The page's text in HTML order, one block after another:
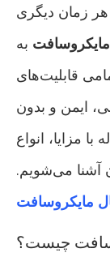
هر زمان دیگری
به
قابلیت‌های
ایمن و بدون
مزایا، انواع
آشنا می‌شویم.
مایکروسافت
چیست؟